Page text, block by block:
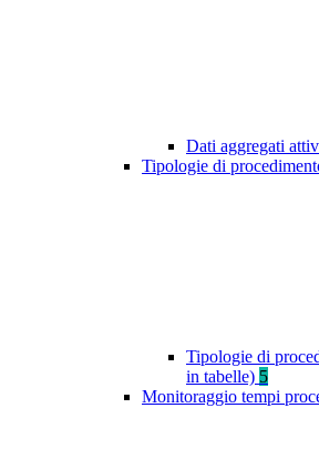
Dati aggregati
Tipologie di
Tipologie di
in tabelle) 5
Monitoraggio tempi